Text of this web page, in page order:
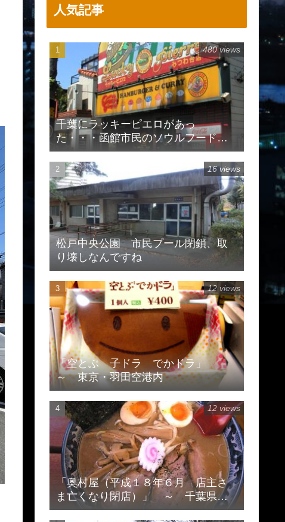
人気記事
千葉にラッキーピエロがあっ
た・・・函館市民のソウルフードで
有名
480 views
松戸中央公園 市民プール閉鎖、取
り壊しなんですね
16 views
「空とぶ 子ドラ でかドラ」
～ 東京・羽田空港内
12 views
「奥村屋（平成１８年６月 店主さ
ま亡くなり閉店）」 ～ 千葉県柏
市豊住
12 views